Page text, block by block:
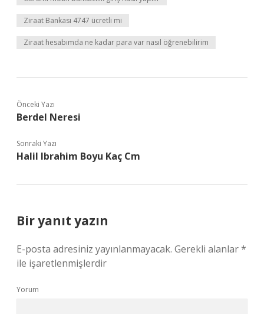
Ziraat Bankası 4747 ücretli mi
Ziraat hesabımda ne kadar para var nasıl öğrenebilirim
Önceki Yazı
Berdel Neresi
Sonraki Yazı
Halil Ibrahim Boyu Kaç Cm
Bir yanıt yazın
E-posta adresiniz yayınlanmayacak. Gerekli alanlar*
ile işaretlenmişlerdir
Yorum